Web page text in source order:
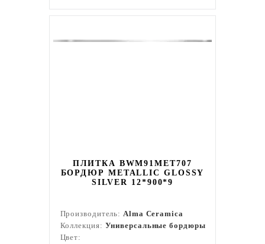
ПЛИТКА BWM91MET707
БОРДЮР METALLIC GLOSSY
SILVER 12*900*9
Производитель:Alma Ceramica
Коллекция: Универсальные бордюры
Цвет: